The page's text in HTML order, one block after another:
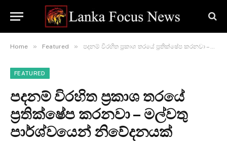
Home » Featured » පදනම් විරහිත ප්‍රකාශ තරයේ ප්‍රතික්ෂේප කරනවා – මල්වතු පාර්ශ්වයෙන් නිවේදනයක්
FEATURED
පදනම් විරහිත ප්‍රකාශ තරයේ
ප්‍රතික්ෂේප කරනවා – මල්වතු
පාර්ශ්වයෙන් නිවේදනයක්